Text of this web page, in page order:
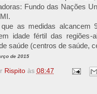
Fundo das Nações
que as medidas
idade fértil das
saúde (centros de saúde,
de 2015
Rispito às 08:47